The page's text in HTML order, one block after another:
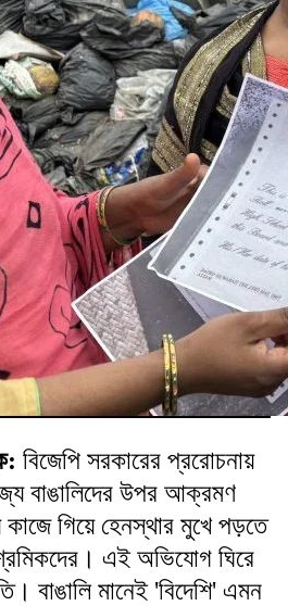
বিজেপি সরকারের প্ররোচনায়
বাঙালিদের উপর আক্রমণ
গিয়ে হেনস্থার মুখে পড়তে
শ্রমিকদের। এই অভিযোগ ঘিরে
বাঙালি মানেই 'বিদেশি' এমন